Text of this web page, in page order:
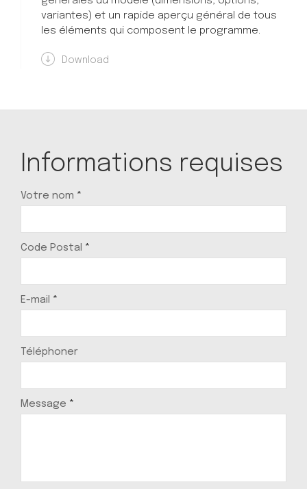
variantes) et un rapide aperçu général de tous
les éléments qui composent le programme.
Download
Informations requises
Votre nom *
Code Postal *
E-mail *
Téléphoner
Message *